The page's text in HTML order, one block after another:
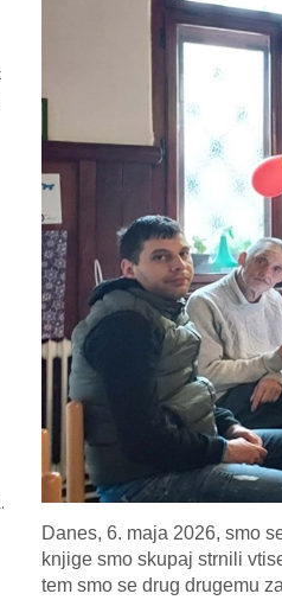
Danes, 6. maja 2026, smo
knjige smo skupaj strnili
tem smo se drug drugemu